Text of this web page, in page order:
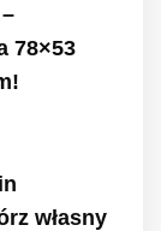
78×53
własny